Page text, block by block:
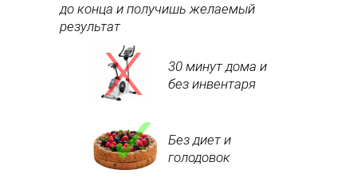
до конца и получишь желаемый
результат
30 минут дома и
без инвентаря
Без диет и
голодовок
х
✓